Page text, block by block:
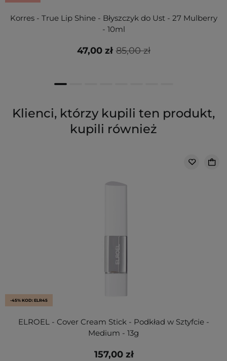
Korres - True Lip Shine - Błyszczyk do Ust - 27 Mulberry
- 10ml
85,00 zł
47,00 zł
Klienci, którzy kupili ten produkt,
kupili również
-45% KOD: ELR45
ELROEL - Cover Cream Stick - Podkład w Sztyfcie -
Medium - 13g
157,00 zł